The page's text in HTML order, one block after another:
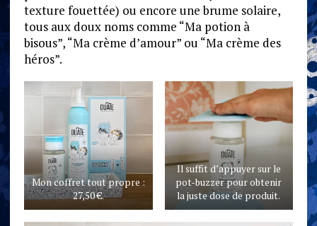
texture fouettée) ou encore une brume solaire,
tous aux doux noms comme “Ma potion à
bisous”, “Ma crème d’amour” ou “Ma crème des
héros”.
Mon coffret tout propre :
27,50 €.
Il suffit d’appuyer sur le
pot-buzzer pour obtenir
la juste dose de produit.